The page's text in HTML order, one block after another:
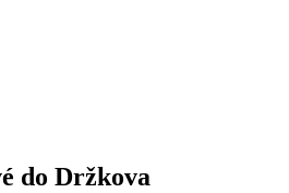
do Držkova